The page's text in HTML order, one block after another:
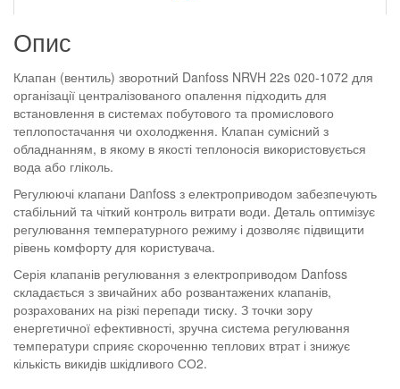
Опис
Клапан (вентиль) зворотний Danfoss NRVH 22s 020-1072 для
організації централізованого опалення підходить для
встановлення в системах побутового та промислового
теплопостачання чи охолодження. Клапан сумісний з
обладнанням, в якому в якості теплоносія використовується
вода або гліколь.
Регулюючі клапани Danfoss з електроприводом забезпечують
стабільний та чіткий контроль витрати води. Деталь оптимізує
регулювання температурного режиму і дозволяє підвищити
рівень комфорту для користувача.
Серія клапанів регулювання з електроприводом Danfoss
складається з звичайних або розвантажених клапанів,
розрахованих на різкі перепади тиску. З точки зору
енергетичної ефективності, зручна система регулювання
температури сприяє скороченню теплових втрат і знижує
кількість викидів шкідливого СО2.